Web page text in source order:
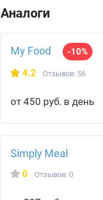
Аналоги
My Food -10%
4.2 Отзывов: 56
от 450 руб. в день
Simply Meal
0 Отзывов: 0